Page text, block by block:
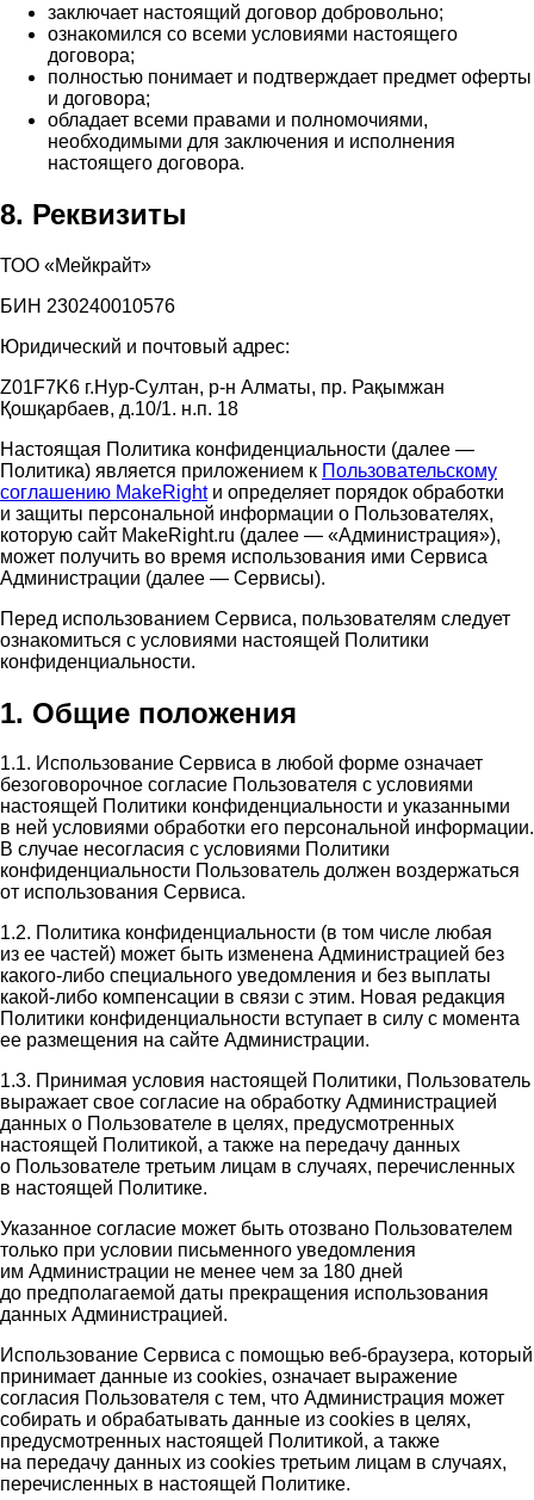
заключает настоящий договор добровольно;
ознакомился со всеми условиями настоящего
договора;
полностью понимает и подтверждает предмет оферты
и договора;
обладает всеми правами и полномочиями,
необходимыми для заключения и исполнения
настоящего договора.
8. Реквизиты
ТОО «Мейкрайт»
БИН 230240010576
Юридический и почтовый адрес:
Z01F7K6 г.Нур-Султан, р-н Алматы, пр. Рақымжан
Қошқарбаев, д.10/1. н.п. 18
Настоящая Политика конфиденциальности (далее —
Политика) является приложением к Пользовательскому
соглашению MakeRightи определяет порядок обработки
и защиты персональной информации о Пользователях,
которую сайт MakeRight.ru (далее — «Администрация»),
может получить во время использования ими Cервиса
Администрации (далее — Сервисы).
Перед использованием Сервиса, пользователям следует
ознакомиться с условиями настоящей Политики
конфиденциальности.
1. Общие положения
1.1. Использование Сервиса в любой форме означает
безоговорочное согласие Пользователя с условиями
настоящей Политики конфиденциальности и указанными
в ней условиями обработки его персональной информации.
В случае несогласия с условиями Политики
конфиденциальности Пользователь должен воздержаться
от использования Сервиса.
1.2. Политика конфиденциальности (в том числе любая
из ее частей) может быть изменена Администрацией без
какого-либо специального уведомления и без выплаты
какой-либо компенсации в связи с этим. Новая редакция
Политики конфиденциальности вступает в силу с момента
ее размещения на сайте Администрации.
1.3. Принимая условия настоящей Политики, Пользователь
выражает свое согласие на обработку Администрацией
данных о Пользователе в целях, предусмотренных
настоящей Политикой, а также на передачу данных
о Пользователе третьим лицам в случаях, перечисленных
в настоящей Политике.
Указанное согласие может быть отозвано Пользователем
только при условии письменного уведомления
им Администрации не менее чем за 180 дней
до предполагаемой даты прекращения использования
данных Администрацией.
Использование Сервиса с помощью веб-браузера, который
принимает данные из cookies, означает выражение
согласия Пользователя с тем, что Администрация может
собирать и обрабатывать данные из cookies в целях,
предусмотренных настоящей Политикой, а также
на передачу данных из cookies третьим лицам в случаях,
перечисленных в настоящей Политике.